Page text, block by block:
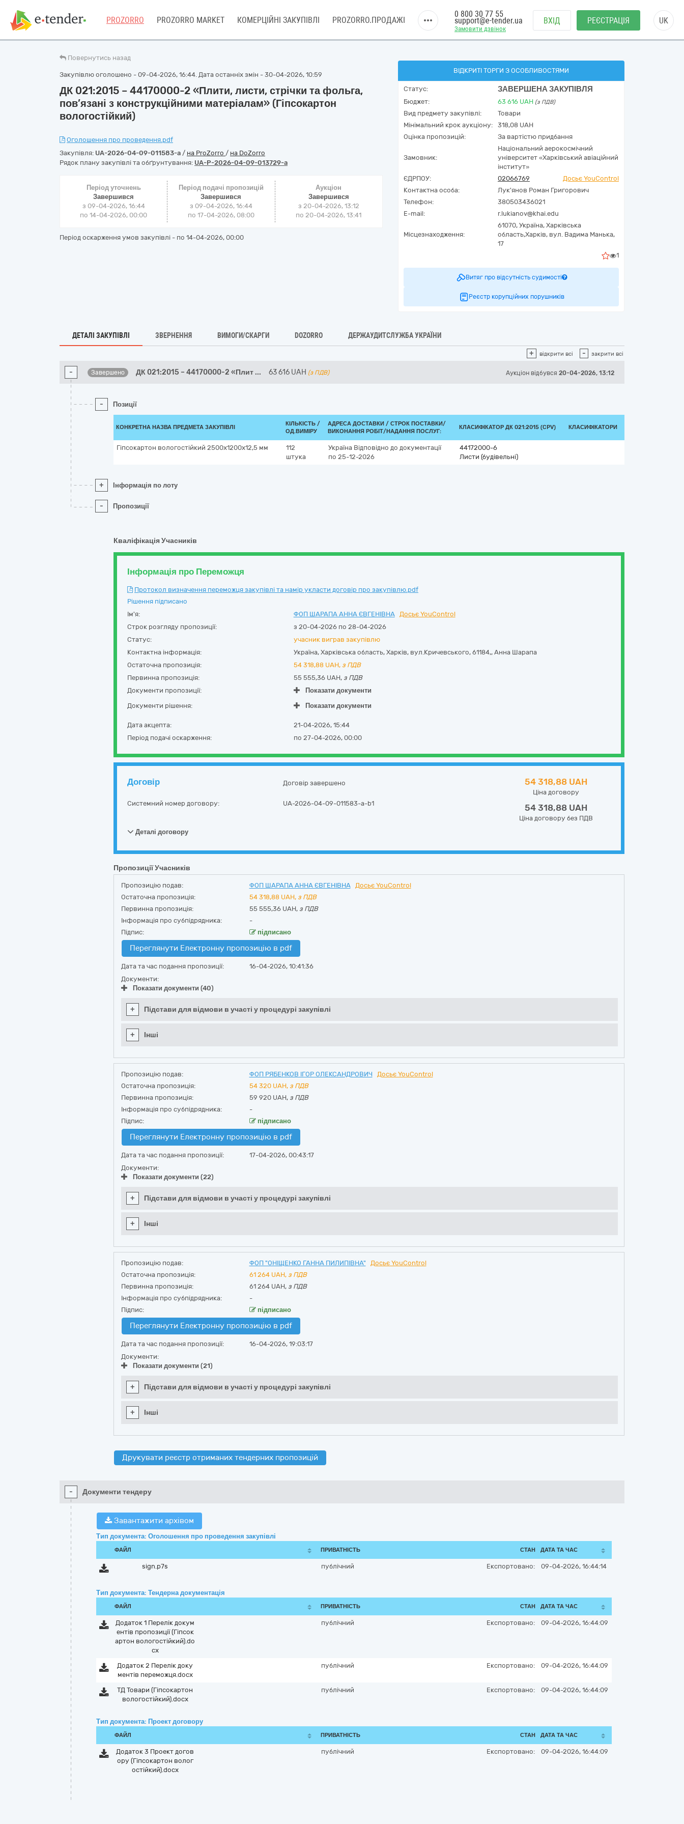
PROZORRO PROZORRO MARKET КОМЕРЦІЙНІ ЗАКУПІВЛІ PROZORRO.ПРОДАЖІ
Замовити дзвінок
0 800 30 77 55
support@e-tender.ua ВХІД РЕЄСТРАЦІЯ UK
Повернутись назад
Закупівлю оголошено - 09-04-2026, 16:44. Дата останніх змін - 30-04-2026, 10:59
ДК 021:2015 – 44170000-2 «Плити, листи, стрічки та фольга,
пов’язані з конструкційними матеріалам» (Гіпсокартон
вологостійкий)
Оголошення про проведення.pdf
Закупівля: UA-2026-04-09-011583-a / на ProZorro / на DoZorro
Рядок плану закупівлі та обґрунтування: UA-P-2026-04-09-013729-a
Період уточнень
Завершився
з 09-04-2026, 16:44
по 14-04-2026, 00:00
Період подачі пропозицій
Завершився
з 09-04-2026, 16:44
по 17-04-2026, 08:00
Аукціон
Завершився
з 20-04-2026, 13:12
по20-04-2026, 13:41
Період оскарження умов закупівлі - по 14-04-2026, 00:00
ВІДКРИТІ ТОРГИ З ОСОБЛИВОСТЯМИ
Статус: ЗАВЕРШЕНА ЗАКУПІВЛЯ
Бюджет: 63 616 UAH (з ПДВ)
Вид предмету закупівлі:
Товари
Мінімальний крок аукціону:
318,08 UAH
Оцінка пропозицій:
За вартістю придбання
Замовник:
Національний аерокосмічний
університет «Харківський авіаційний
інститут»
ЄДРПОУ:
02066769
Досьє YouControl
Контактна особа:
Лук'янов Роман Григорович
Телефон:
380503436021
E-mail:
r.lukianov@khai.edu
Місцезнаходження:
61070, Україна, Харківська
область,Харків, вул. Вадима Манька,
17
1
Витяг про відсутність судимості
Реєстр корупційних порушників
ДЕТАЛІ ЗАКУПІВЛІ ЗВЕРНЕННЯ ВИМОГИ/СКАРГИ DOZORRO ДЕРЖАУДИТСЛУЖБА УКРАЇНИ
+ відкрити всі - закрити всі
- Завершено ДК 021:2015 – 44170000-2 «Плит ... 63 616 UAH (з ПДВ) Аукціон відбувся 20-04-2026, 13:12
- Позиції
КОНКРЕТНА НАЗВА ПРЕДМЕТА ЗАКУПІВЛІ
КІЛЬКІСТЬ /
ОД.ВИМІРУ
АДРЕСА ДОСТАВКИ / СТРОК ПОСТАВКИ/
ВИКОНАННЯ РОБІТ/НАДАННЯ ПОСЛУГ:
КЛАСИФІКАТОР ДК 021:2015 (CPV) КЛАСИФІКАТОРИ
Гіпсокартон вологостійкий 2500х1200х12,5 мм
112
штука
Україна Відповідно до документації
по 25-12-2026
44172000-6
Листи (будівельні)
+ Інформація по лоту
- Пропозиції
Кваліфікація Учасників
Інформація про Переможця
Протокол визначення переможця закупівлі та намір укласти договір про закупівлю.pdf
Рішення підписано
Ім'я:
ФОП ШАРАПА АННА ЄВГЕНІВНА
Досьє YouControl
Строк розгляду пропозиції:
з 20-04-2026 по 28-04-2026
Статус:
учасник виграв закупівлю
Контактна інформація:
Україна, Харківська область, Харків, вул.Кричевського, 61184,, Анна Шарапа
Остаточна пропозиція:
54 318,88 UAH, з ПДВ
Первинна пропозиція:
55 555,36 UAH, з ПДВ
Документи пропозиції:
Показати документи
Документи рішення:
Показати документи
Дата акцепта:
21-04-2026, 15:44
Період подачі оскарження:
по 27-04-2026, 00:00
Договір Договір завершено
Системний номер договору: UA-2026-04-09-011583-a-b1
54 318,88 UAH
Ціна договору
54 318,88 UAH
Ціна договору без ПДВ
Деталі договору
Пропозиції Учасників
Пропозицію подав: ФОП ШАРАПА АННА ЄВГЕНІВНА
Досьє YouControl
Остаточна пропозиція:
54 318,88 UAH, з ПДВ
Первинна пропозиція:
55 555,36 UAH, з ПДВ
Інформація про субпідрядника:
-
Підпис:
підписано
Переглянути Електронну пропозицію в pdf
Дата та час подання пропозиції:
16-04-2026, 10:41:36
Документи:
Показати документи (40)
+ Підстави для відмови в участі у процедурі закупівлі
+ Інші
Пропозицію подав: ФОП РЯБЕНКОВ ІГОР ОЛЕКСАНДРОВИЧ
Досьє YouControl
Остаточна пропозиція:
54 320 UAH, з ПДВ
Первинна пропозиція:
59 920 UAH, з ПДВ
Інформація про субпідрядника:
-
Підпис:
підписано
Переглянути Електронну пропозицію в pdf
Дата та час подання пропозиції:
17-04-2026, 00:43:17
Документи:
Показати документи (22)
+ Підстави для відмови в участі у процедурі закупівлі
+ Інші
Пропозицію подав: ФОП "ОНІЩЕНКО ГАННА ПИЛИПІВНА"
Досьє YouControl
Остаточна пропозиція:
61 264 UAH, з ПДВ
Первинна пропозиція:
61 264 UAH, з ПДВ
Інформація про субпідрядника:
-
Підпис:
підписано
Переглянути Електронну пропозицію в pdf
Дата та час подання пропозиції:
16-04-2026, 19:03:17
Документи:
Показати документи (21)
+ Підстави для відмови в участі у процедурі закупівлі
+ Інші
Друкувати реєстр отриманих тендерних пропозицій
- Документи тендеру
Завантажити архівом
Тип документа: Оголошення про проведення закупівлі
ФАЙЛ ПРИВАТНІСТЬ СТАН ДАТА ТА ЧАС
sign.p7s публічний Експортовано: 09-04-2026, 16:44:14
Тип документа: Тендерна документація
ФАЙЛ ПРИВАТНІСТЬ СТАН ДАТА ТА ЧАС
Додаток 1 Перелік докум
ентів пропозиції (Гіпсок
артон вологостійкий).do
cx
публічний Експортовано: 09-04-2026, 16:44:09
Додаток 2 Перелік доку
ментів переможця.docx
публічний Експортовано: 09-04-2026, 16:44:09
ТД Товари (Гіпсокартон
вологостійкий).docx
публічний Експортовано: 09-04-2026, 16:44:09
Тип документа: Проект договору
ФАЙЛ ПРИВАТНІСТЬ СТАН ДАТА ТА ЧАС
Додаток 3 Проект догов
ору (Гіпсокартон волог
остійкий).docx
публічний Експортовано: 09-04-2026, 16:44:09